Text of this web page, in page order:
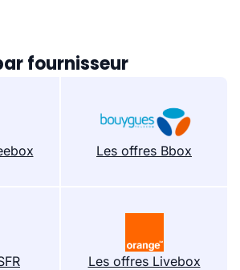
fournisseur
Les offres Bbox
Les offres Livebox